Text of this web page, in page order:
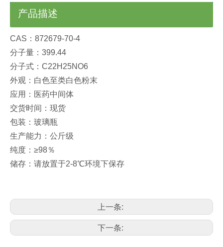
产品描述
CAS：872679-70-4
分子量：399.44
分子式：C22H25NO6
外观：白色至类白色粉末
应用：医药中间体
交货时间：现货
包装：玻璃瓶
生产能力：公斤级
纯度：≥98％
储存：请放置于2-8℃环境下保存
上一条:
下一条: